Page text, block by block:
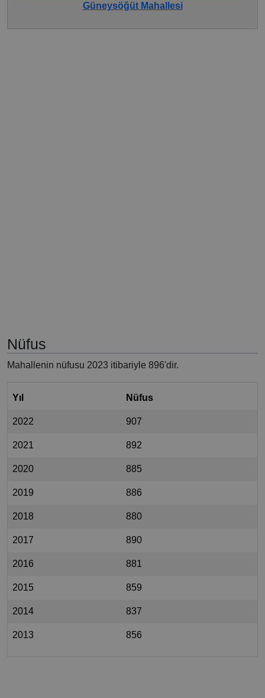
Güneysöğüt Mahallesi
Nüfus
Mahallenin nüfusu 2023 itibariyle 896'dir.
Yıl Nüfus
2022 907
2021 892
2020 885
2019 886
2018 880
2017 890
2016 881
2015 859
2014 837
2013 856